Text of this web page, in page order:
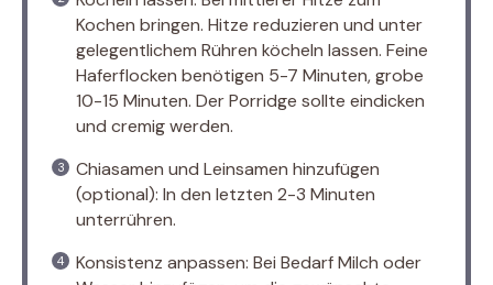
Kochen bringen. Hitze reduzieren und unter
gelegentlichem Rühren köcheln lassen. Feine
Haferflocken benötigen 5-7 Minuten, grobe
10-15 Minuten. Der Porridge sollte eindicken
und cremig werden.
Chiasamen und Leinsamen hinzufügen
(optional): In den letzten 2-3 Minuten
unterrühren.
Konsistenz anpassen: Bei Bedarf Milch oder